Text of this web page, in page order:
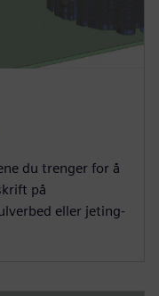
du trenger for å
på
eller jeting-